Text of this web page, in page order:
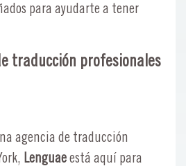
para ayudarte a tener
traducción profesionales
agencia de traducción
Lenguae está aquí para